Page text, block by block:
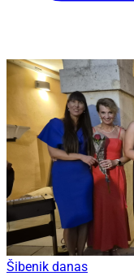
Šibenik danas